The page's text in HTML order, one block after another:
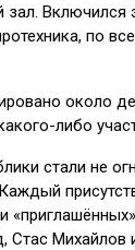
зал.
по
около
либо
стали не
Стас Михайлов